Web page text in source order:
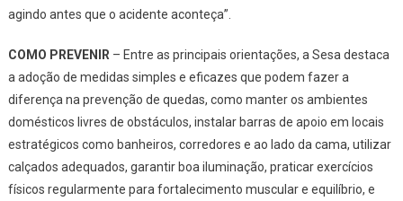
agindo antes que o acidente aconteça”.
COMO PREVENIR – Entre as principais orientações, a Sesa destaca
a adoção de medidas simples e eficazes que podem fazer a
diferença na prevenção de quedas, como manter os ambientes
domésticos livres de obstáculos, instalar barras de apoio em locais
estratégicos como banheiros, corredores e ao lado da cama, utilizar
calçados adequados, garantir boa iluminação, praticar exercícios
físicos regularmente para fortalecimento muscular e equilíbrio, e